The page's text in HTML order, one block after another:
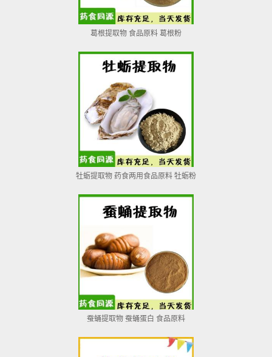
葛根提取物 食品原料 葛根粉
牡蛎提取物 药食两用食品原料 牡蛎粉
蚕蛹提取物 蚕蛹蛋白 食品原料